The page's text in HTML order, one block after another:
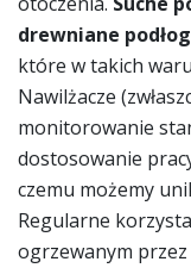
drewniane
które w takich
Nawilżacze
monitorowanie
dostosowanie
czemu możemy
Regularne
ogrzewanym